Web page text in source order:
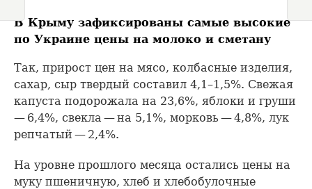
В Крыму зафиксированы самые высокие
по Украине цены на молоко и сметану
Так, прирост цен на мясо, колбасные изделия,
сахар, сыр твердый составил 4,1–1,5%. Свежая
капуста подорожала на 23,6%, яблоки и груши
— 6,4%, свекла — на 5,1%, морковь — 4,8%, лук
репчатый — 2,4%.
На уровне прошлого месяца остались цены на
муку пшеничную, хлеб и хлебобулочные